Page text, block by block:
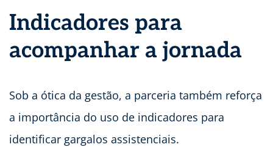
Indicadores para
acompanhar a jornada
Sob a ótica da gestão, a parceria também reforça
a importância do uso de indicadores para
identificar gargalos assistenciais.